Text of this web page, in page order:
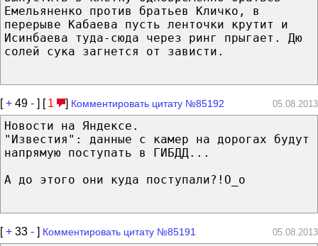
Емельяненко против братьев Кличко, в
перерыве Кабаева пусть ленточки крутит и
Исинбаева туда-сюда через ринг прыгает. Дю
солей сука загнется от зависти.
[+ 49 - ] [ 1 ] Комментировать цитату №85192 05.08.2013
Новости на Яндексе.
"Известия": данные с камер на дорогах будут
напрямую поступать в ГИБДД...
А до этого они куда поступали?!O_o
[+ 33 - ] Комментировать цитату №85191 05.08.2013